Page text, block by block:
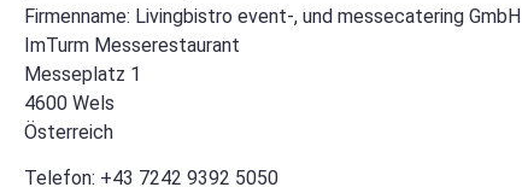
Firmenname: Livingbistro event-, und messecatering GmbH
ImTurm Messerestaurant
Messeplatz 1
4600 Wels
Österreich
Telefon: +43 7242 9392 5050